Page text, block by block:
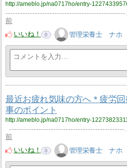
http://ameblo.jp/na0717ho/entry-
-------------------------------------------------
前
いいね！
0 管理栄養士 ナホ
最近お疲れ気味の方へ＊疲労
事のポイント
http://ameblo.jp/na0717ho/entry-
-----------------------------------------------
前
いいね！
0 管理栄養士 ナホ